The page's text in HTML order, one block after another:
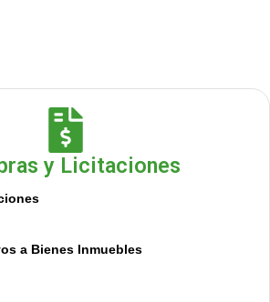
y Licitaciones
a Bienes Inmuebles